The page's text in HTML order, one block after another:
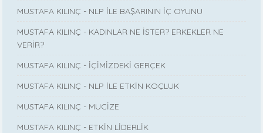
MUSTAFA KILINÇ - NLP İLE BAŞARININ İÇ OYUNU
MUSTAFA KILINÇ - KADINLAR NE İSTER? ERKEKLER NE
VERİR?
MUSTAFA KILINÇ - İÇİMİZDEKİ GERÇEK
MUSTAFA KILINÇ - NLP İLE ETKİN KOÇLUK
MUSTAFA KILINÇ - MUCİZE
MUSTAFA KILINÇ - ETKİN LİDERLİK